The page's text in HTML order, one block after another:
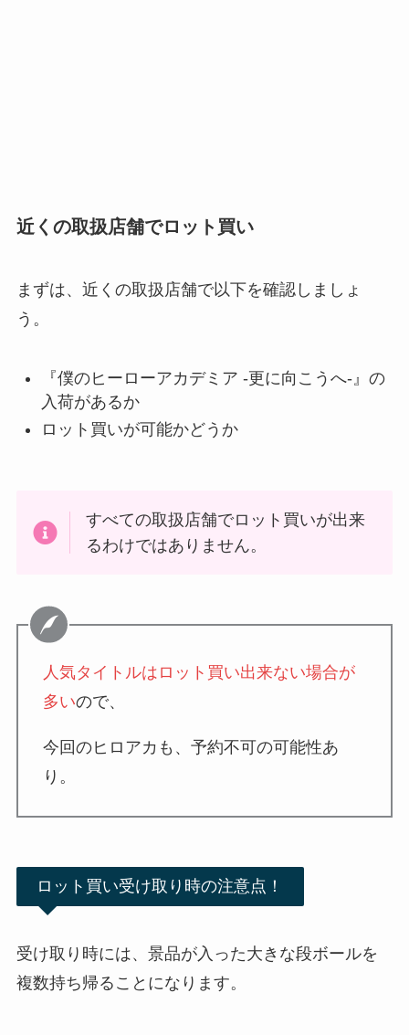
近くの取扱店舗でロット買い
まずは、近くの取扱店舗で以下を確認しましょ
う。
『僕のヒーローアカデミア -更に向こうへ-』の
入荷があるか
ロット買いが可能かどうか
すべての取扱店舗でロット買いが出来
るわけではありません。
人気タイトルはロット買い出来ない場合が
多いので、
今回のヒロアカも、予約不可の可能性あ
り。
ロット買い受け取り時の注意点！
受け取り時には、景品が入った大きな段ボールを
複数持ち帰ることになります。